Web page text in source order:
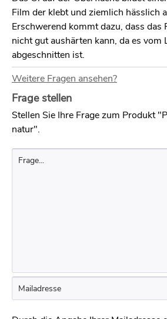
Film der klebt und ziemlich hässlich
Erschwerend kommt dazu, dass das
nicht gut aushärten kann, da es vom
abgeschnitten ist.
Manchmal besteht noch die
Pflegeöl zu waschen, wenn das Öl
Intensivreinigung ist nicht möglich.
Schritt für Schritt Anleitung um
entfernen, finden Sie hier unter
Weitere Fragen ansehen?
Frage stellen
Stellen Sie Ihre Frage zum Produkt
natur".